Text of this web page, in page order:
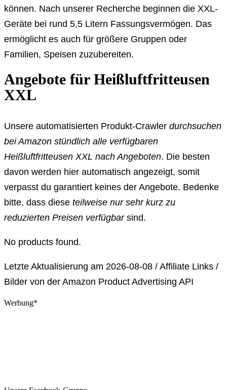
können. Nach unserer Recherche beginnen die XXL-
Geräte bei rund 5,5 Litern Fassungsvermögen. Das
ermöglicht es auch für größere Gruppen oder
Familien, Speisen zuzubereiten.
Angebote für Heißluftfritteusen
XXL
Unsere automatisierten Produkt-Crawler durchsuchen
bei Amazon stündlich alle verfügbaren
Heißluftfritteusen XXL nach Angeboten. Die besten
davon werden hier automatisch angezeigt, somit
verpasst du garantiert keines der Angebote. Bedenke
bitte, dass diese teilweise nur sehr kurz zu
reduzierten Preisen verfügbarsind.
No products found.
Letzte Aktualisierung am 2026-08-08 / Affiliate Links /
Bilder von der Amazon Product Advertising API
Werbung*